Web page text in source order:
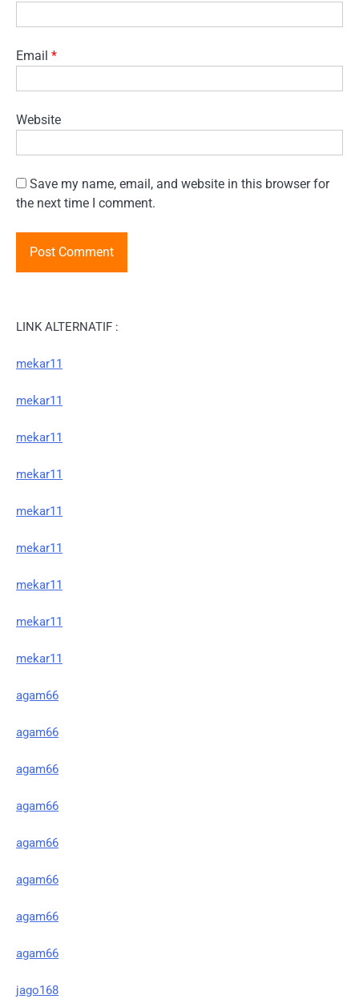
Email *
Website
Save my name, email, and website in this browser for
the next time I comment.
LINK ALTERNATIF :
mekar11
mekar11
mekar11
mekar11
mekar11
mekar11
mekar11
mekar11
mekar11
agam66
agam66
agam66
agam66
agam66
agam66
agam66
agam66
jago168